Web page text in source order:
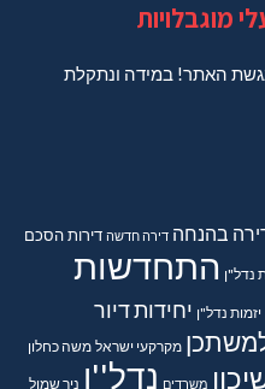
מוגבלויות
האתר! במידה ונתקלת
בהנחה דירה חדשה דירותהסכם
נדל"ן התחדשות
יזמות נדל"ן יחידות דיור
מקרקעי ישראל משה כחלון
משרדים נדל''ן ניר שמול